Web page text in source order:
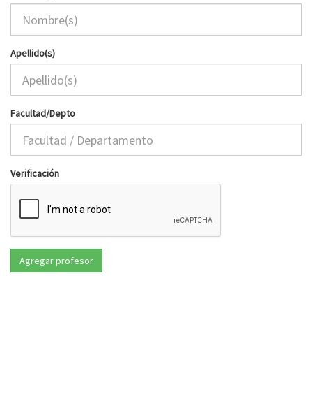
Apellido(s)
Facultad/Depto
Verificación